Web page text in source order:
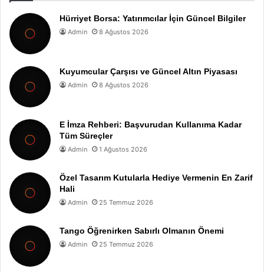
Hürriyet Borsa: Yatırımcılar İçin Güncel Bilgiler
Admin 8 Ağustos 2026
Kuyumcular Çarşısı ve Güncel Altın Piyasası
Admin 8 Ağustos 2026
E İmza Rehberi: Başvurudan Kullanıma Kadar
Tüm Süreçler
Admin 1 Ağustos 2026
Özel Tasarım Kutularla Hediye Vermenin En Zarif
Hali
Admin 25 Temmuz 2026
Tango Öğrenirken Sabırlı Olmanın Önemi
Admin 25 Temmuz 2026